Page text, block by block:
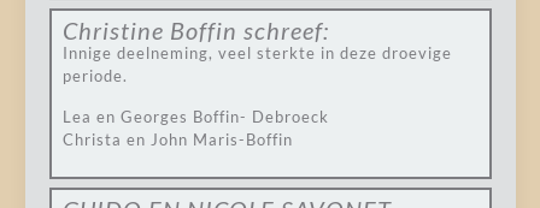
Christine Boffin schreef:
Innige deelneming, veel sterkte in deze droevige
periode.
Lea en Georges Boffin- Debroeck
Christa en John Maris-Boffin